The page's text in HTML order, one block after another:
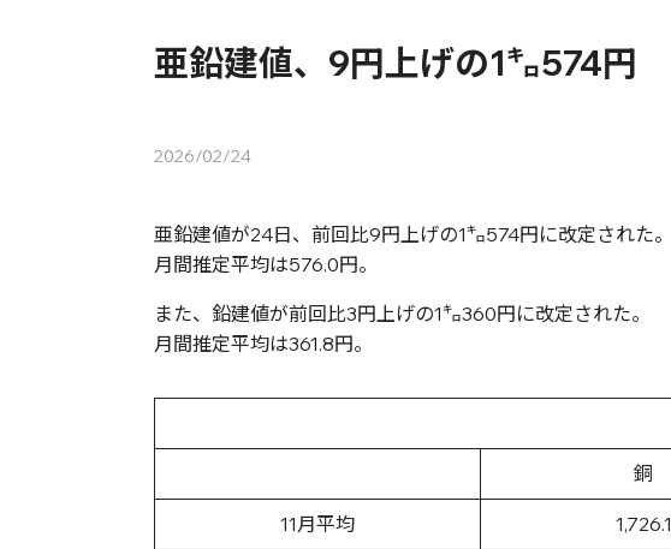
亜鉛建値、9円上げの1㌔574円
2026/02/24
亜鉛建値が24日、前回比9円上げの1㌔574円に改定された。
月間推定平均は576.0円。
また、鉛建値が前回比3円上げの1㌔360円に改定された。
月間推定平均は361.8円。
銅
11月平均 1,726.1